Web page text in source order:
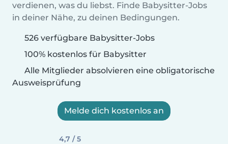
verdienen, was du liebst. Finde Babysitter-Jobs
in deiner Nähe, zu deinen Bedingungen.
526 verfügbare Babysitter-Jobs
100% kostenlos für Babysitter
Alle Mitglieder absolvieren eine obligatorische
Ausweisprüfung
Melde dich kostenlos an
4,7 / 5